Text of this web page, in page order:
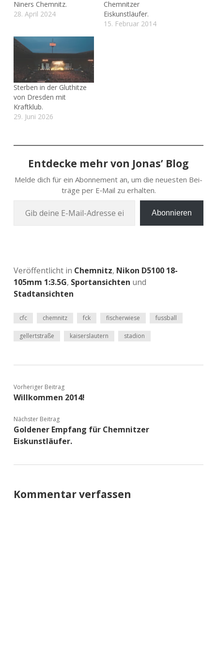
Niners Chemnitz.
28. April 2024
Chemnitzer
Eiskunstläufer.
15. Februar 2014
Sterben in der Gluthitze
von Dresden mit
Kraftklub.
29. Juni 2026
Entdecke mehr von Jonas’ Blog
Melde dich für ein Abon­ne­ment an, um die neu­es­ten Bei­
trä­ge per E‑Mail zu erhalten.
Abonnieren
Veröffentlicht in Chemnitz, Nikon D5100 18-
105mm 1:3.5G, Sportansichten und
Stadtansichten
cfc chemnitz fck fischerwiese fussball
gellertstraße kaiserslautern stadion
Vorheriger Beitrag
Willkommen 2014!
Nächster Beitrag
Goldener Empfang für Chemnitzer
Eiskunstläufer.
Kommentar verfassen